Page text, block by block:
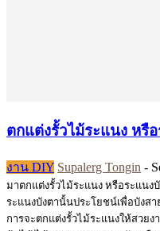
ตกแต่งรั้วไม้ระแนง หรื
งาน DIY Supalerg Tongin -
มาตกแต่งรั้วไม้ระแนง หรือระแนง
ระแนงบังตานั้นประโยชน์เพื่อบังส
การจะตกแต่งรั้วไม้ระแนงให้สวย